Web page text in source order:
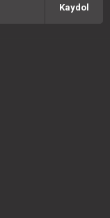
Kaydol